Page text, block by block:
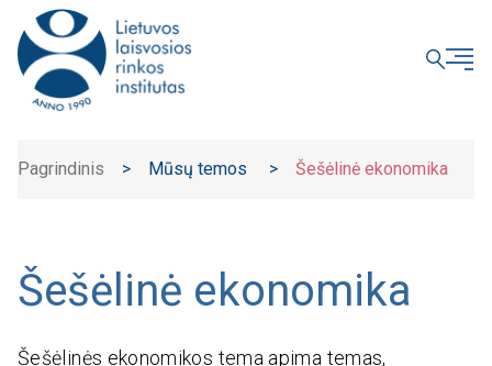
Pagrindinis > Mūsų temos > Šešėlinė ekonomika
Šešėlinė ekonomika
Šešėlinės ekonomikos tema apima temas,
UŽDARYTI